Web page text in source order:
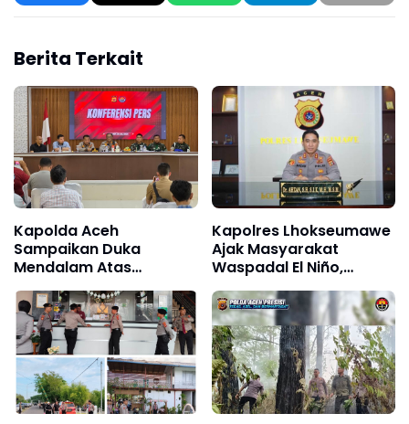
Berita Terkait
Kapolda Aceh
Sampaikan Duka
Mendalam Atas
Gugurnya Anggota PM
TNI-AD Bantu Tangkap
Bandar Narkoba
Kapolres Lhokseumawe
Ajak Masyarakat
Waspadal El Niño,
Sekaligus Cegah
Karhutla